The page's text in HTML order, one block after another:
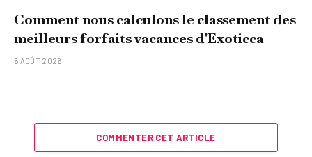
Comment nous calculons le classement des
meilleurs forfaits vacances d'Exoticca
6 AOÛT 2026
COMMENTER CET ARTICLE